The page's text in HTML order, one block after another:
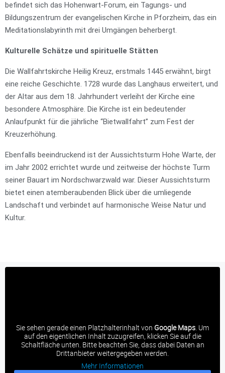
befindet sich das Hohenwart-Forum, ein Tagungs- und
Bildungszentrum der evangelischen Kirche in Pforzheim, das ein
Meditationslabyrinth mit drei Umgängen beherbergt.
Kulturelle Schätze und spirituelle Stätten
Die Wallfahrtskirche Heilig Kreuz, erstmals 1445 erwähnt, birgt
eine reiche Geschichte. 1728 wurde das Langhaus erweitert, und
der Altar aus dem 18. Jahrhundert verleiht der Kirche eine
besondere Atmosphäre. Die Kirche ist ein bedeutender
Anlaufpunkt für die jährliche “Bietwallfahrt” zum Fest der
Kreuzerhöhung.
Ebenfalls beeindruckend ist der Aussichtsturm Hohe Warte, der
im Jahr 2002 errichtet wurde und zeitweise der höchste Turm
seiner Bauart im Nordschwarzwald war. Dieser Aussichtsturm
bietet einen atemberaubenden Blick über die umliegende
Landschaft und verbindet auf harmonische Weise Natur und
Kultur.
Sie sehen gerade einen Platzhalterinhalt von Google Maps. Um
auf den eigentlichen Inhalt zuzugreifen, klicken Sie auf die
Schaltfläche unten. Bitte beachten Sie, dass dabei Daten an
Drittanbieter weitergegeben werden.
Mehr Informationen